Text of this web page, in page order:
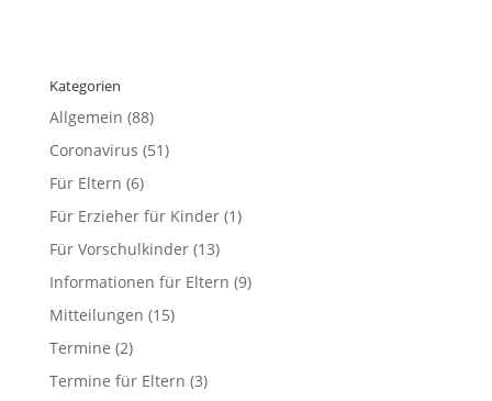
Kategorien
Allgemein (88)
Coronavirus (51)
Für Eltern (6)
Für Erzieher für Kinder(1)
Für Vorschulkinder(13)
Informationen für Eltern (9)
Mitteilungen (15)
Termine (2)
Termine für Eltern (3)